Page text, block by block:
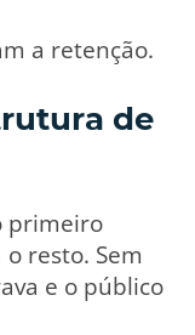
a retenção.
de
primeiro
resto. Sem
e o público